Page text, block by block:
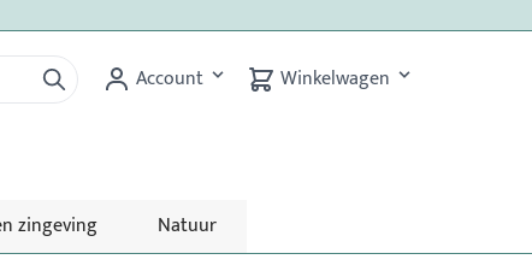
Account Winkelwagen
zingeving Natuur